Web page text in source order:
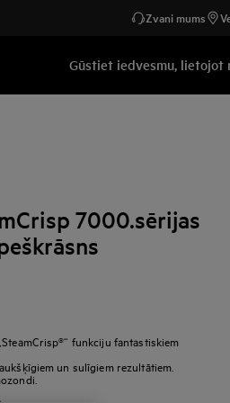
Zvani mums
Gūstiet iedvesmu, lietojot
7000.sērijas
funkciju fantastiskiem
un sulīgiem rezultātiem.